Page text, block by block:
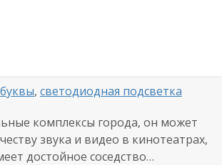
, светодиодная подсветка
комплексы города, он может
звука и видео в кинотеатрах,
достойное соседство…